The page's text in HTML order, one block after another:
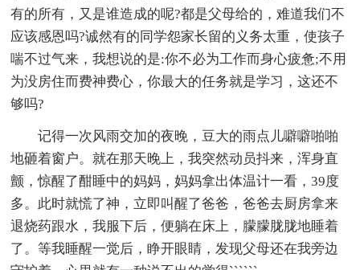
有的所有，又是谁造成的呢?都是父母给的，难道我们不
应该感恩吗?诚然有的同学怨家长留的义务太重，使孩子
喘不过气来，我想说的是:你不必为工作而身心疲惫;不用
为没房住而费神费心，你最大的任务就是学习，这还不
够吗?
记得一次风雨交加的夜晚，豆大的雨点儿噼噼啪啪
地砸着窗户。就在那天晚上，我突然动员抖来，浑身直
颤，惊醒了酣睡中的妈妈，妈妈拿出体温计一看，39度
多。此时就慌了神，立即叫醒了爸爸，爸爸去厨房拿来
退烧药跟水，我服下后，便躺在床上，朦朦胧胧地睡着
了。等我睡醒一觉后，睁开眼睛，发现父母还在我旁边